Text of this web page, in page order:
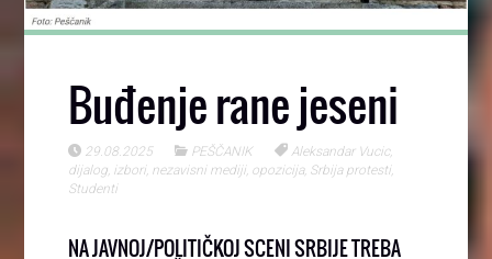
Buđenje rane jeseni
29.08.2025 PEŠČANIK Aleksandar Vucic,
dijalog, izbori, nezavisni mediji, opozicija, Srbija protesti,
Studenti
NA JAVNOJ/POLITIČKOJ SCENI SRBIJE TREBA